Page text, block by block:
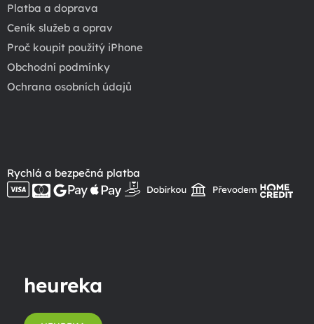
Platba a doprava
Ceník služeb a oprav
Proč koupit použitý iPhone
Obchodní podmínky
Ochrana osobních údajů
Rychlá a bezpečná platba
heureka